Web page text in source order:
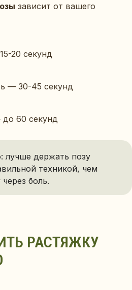
зависит от вашего
20 секунд
— 30-45 секунд
60 секунд
лучше держать позу
техникой, чем
боль.
РАСТЯЖКУ